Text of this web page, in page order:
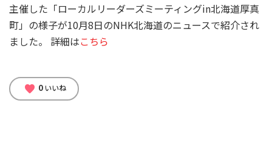
主催した「ローカルリーダーズミーティングin北海道厚真
町」の様子が10月8日のNHK北海道のニュースで紹介され
ました。 詳細はこちら
favorite 0 いいね